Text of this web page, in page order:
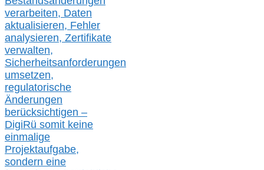
verarbeiten, Daten
aktualisieren, Fehler
analysieren, Zertifikate
verwalten,
Sicherheitsanforderungen
umsetzen,
regulatorische
Änderungen
berücksichtigen –
DigiRü somit keine
einmalige
Projektaufgabe,
sondern eine